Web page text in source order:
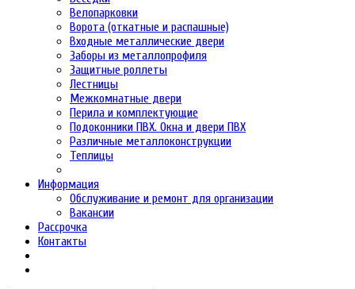
Велопарковки
Ворота (откатные и распашные)
Входные металлические двери
Заборы из металлопрофиля
Защитные роллеты
Лестницы
Межкомнатные двери
Перила и комплектующие
Подоконники ПВХ. Окна и двери ПВХ
Различные металлоконструкции
Теплицы
Информация
Обслуживание и ремонт для организации
Вакансии
Рассрочка
Контакты